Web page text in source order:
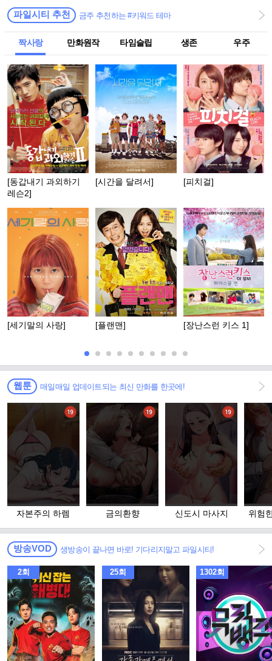
파일시티 추천 금주 추천하는 #키워드 테마
짝사랑 만화원작 타임슬립 생존 우주
[동갑내기 과외하기
레슨2]
[시간을 달려서] [피치걸]
[세기말의 사랑] [플랜맨] [장난스런 키스 1]
웹툰 매일매일 업데이트되는 최신 만화를 한곳에!
자본주의 하렘 금의환향 신도시 마사지
위험
방송VOD 생방송이 끝나면 바로! 기다리지말고 파일시티!
2회 25회 1302회